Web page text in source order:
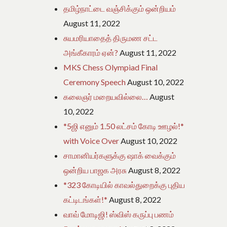
தமிழ்நாட்டை வஞ்சிக்கும் ஒன்றியம்
August 11, 2022
சுயமரியாதைத் திருமண சட்ட
அங்கீகாரம் ஏன்? August 11, 2022
MKS Chess Olympiad Final
Ceremony SpeechAugust 10, 2022
கலைஞர் மறையவில்லை… August
10, 2022
*5ஜி எனும் 1.50 லட்சம் கோடி ஊழல்!*
with Voice OverAugust 10, 2022
சாமானியர்களுக்கு ஷாக் வைக்கும்
ஒன்றிய பாஜக அரசுAugust 8, 2022
*323 கோடியில் காவல்துறைக்கு புதிய
கட்டிடங்கள்!* August 8, 2022
வாவ் மோடிஜி! ஸ்விஸ் கருப்பு பணம்